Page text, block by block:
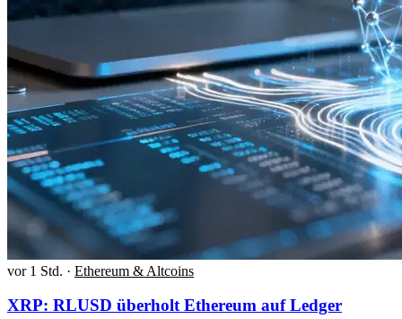
vor 1 Std. · Ethereum & Altcoins
XRP: RLUSD überholt Ethereum auf Ledger